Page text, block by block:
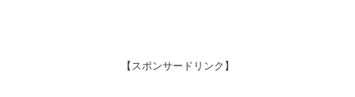
【スポンサードリンク】